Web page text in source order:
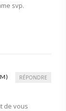
svp.
de vous
RÉPONDRE